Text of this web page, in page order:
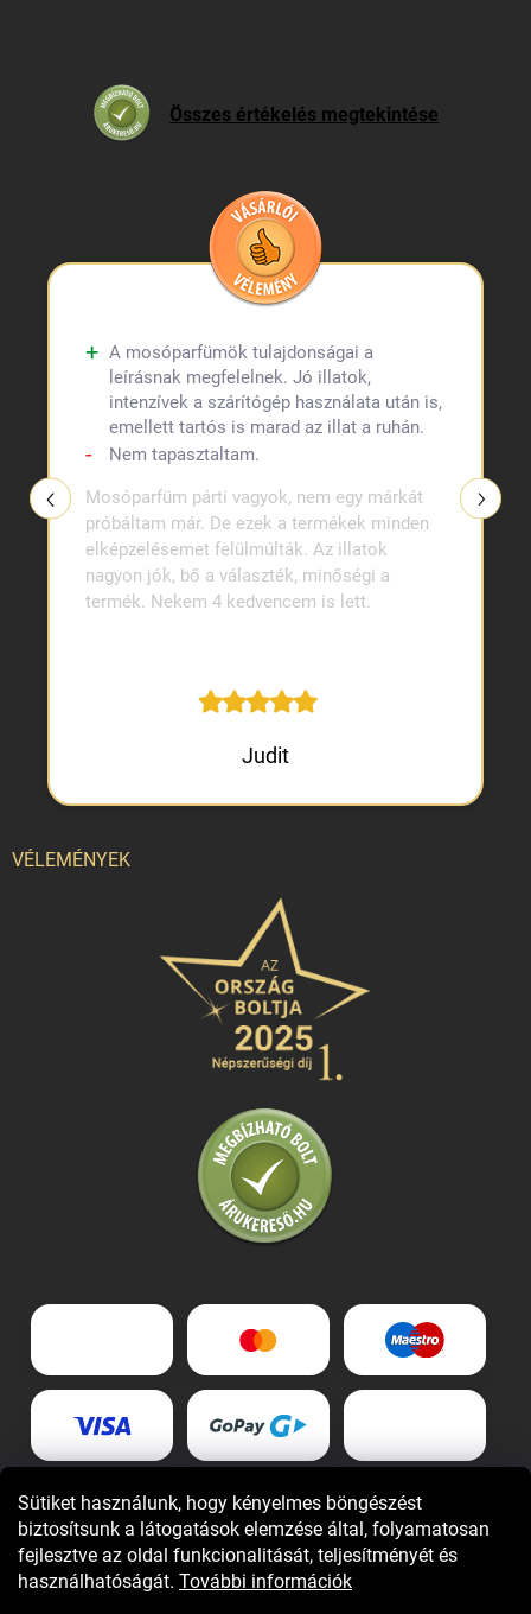
Sütiket használunk, hogy kényelmes böngészést
biztosítsunk a látogatások elemzése által, folyamatosan
fejlesztve az oldal funkcionalitását, teljesítményét és
használhatóságát. További információk
Összes értékelés megtekintése
A mosóparfümök tulajdonságai a
leírásnak megfelelnek. Jó illatok,
intenzívek a szárítógép használata után is,
emellett tartós is marad az illat a ruhán.
Nem tapasztaltam.
Mosóparfüm párti vagyok, nem egy márkát
próbáltam már. De ezek a termékek minden
elképzelésemet felülmúlták. Az illatok
nagyon jók, bő a választék, minőségi a
termék. Nekem 4 kedvencem is lett.
Judit
VÉLEMÉNYEK